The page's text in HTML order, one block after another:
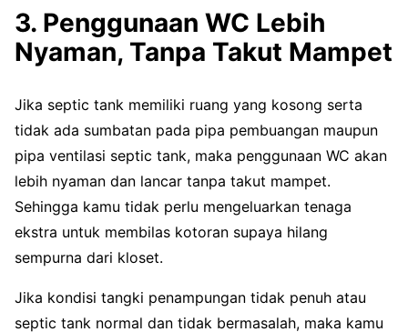
3. Penggunaan WC Lebih
Nyaman, Tanpa Takut Mampet
Jika septic tank memiliki ruang yang kosong serta
tidak ada sumbatan pada pipa pembuangan maupun
pipa ventilasi septic tank, maka penggunaan WC akan
lebih nyaman dan lancar tanpa takut mampet.
Sehingga kamu tidak perlu mengeluarkan tenaga
ekstra untuk membilas kotoran supaya hilang
sempurna dari kloset.
Jika kondisi tangki penampungan tidak penuh atau
septic tank normal dan tidak bermasalah, maka kamu